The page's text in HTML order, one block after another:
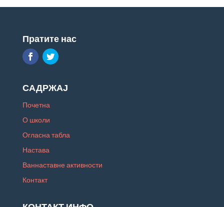
Пратите нас
САДРЖАЈ
Почетна
О школи
Огласна табла
Настава
Ваннаставне активности
Контакт